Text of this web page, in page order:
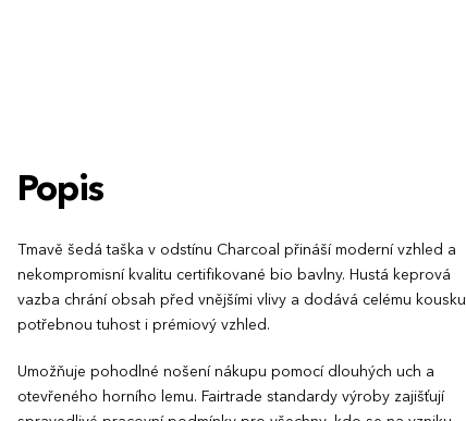
Popis
Tmavě šedá taška v odstínu Charcoal přináší moderní vzhled a
nekompromisní kvalitu certifikované bio bavlny. Hustá keprová
vazba chrání obsah před vnějšími vlivy a dodává celému kousku
potřebnou tuhost i prémiový vzhled.
Umožňuje pohodlné nošení nákupu pomocí dlouhých uch a
otevřeného horního lemu. Fairtrade standardy výroby zajišťují